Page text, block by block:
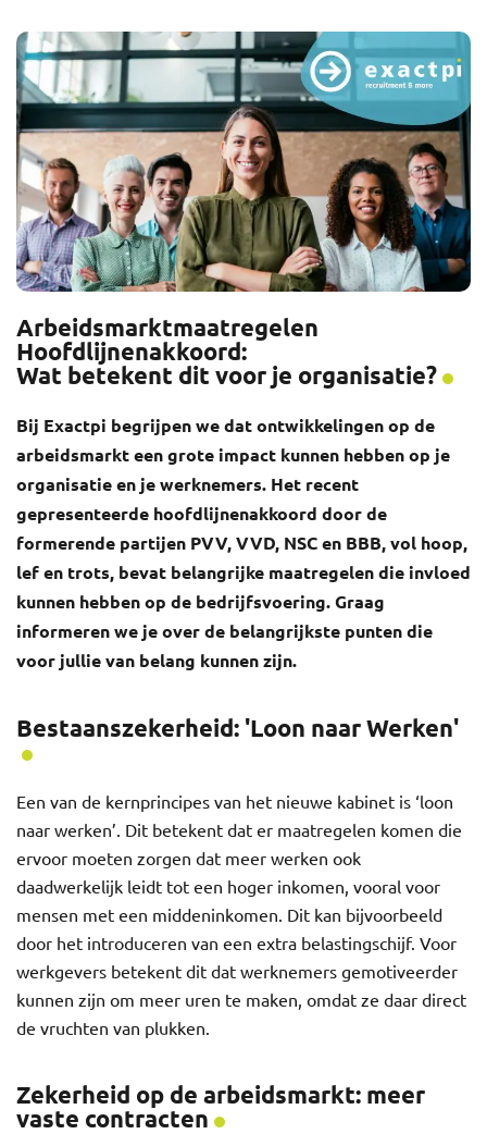
Arbeidsmarktmaatregelen
Hoofdlijnenakkoord:
Wat betekent dit voor je organisatie?
Bij Exactpi begrijpen we dat ontwikkelingen op de
arbeidsmarkt een grote impact kunnen hebben op je
organisatie en je werknemers. Het recent
gepresenteerde hoofdlijnenakkoord door de
formerende partijen PVV, VVD, NSC en BBB, vol hoop,
lef en trots, bevat belangrijke maatregelen die invloed
kunnen hebben op de bedrijfsvoering. Graag
informeren we je over de belangrijkste punten die
voor jullie van belang kunnen zijn.
Bestaanszekerheid: 'Loon naar Werken'
Een van de kernprincipes van het nieuwe kabinet is ‘loon
naar werken’. Dit betekent dat er maatregelen komen die
ervoor moeten zorgen dat meer werken ook
daadwerkelijk leidt tot een hoger inkomen, vooral voor
mensen met een middeninkomen. Dit kan bijvoorbeeld
door het introduceren van een extra belastingschijf. Voor
werkgevers betekent dit dat werknemers gemotiveerder
kunnen zijn om meer uren te maken, omdat ze daar direct
de vruchten van plukken.
Zekerheid op de arbeidsmarkt: meer
vaste contracten